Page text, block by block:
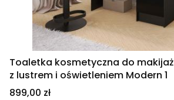
Toaletka kosmetyczna do
z lustrem i oświetleniem Modern 1
Cena
899,00 zł